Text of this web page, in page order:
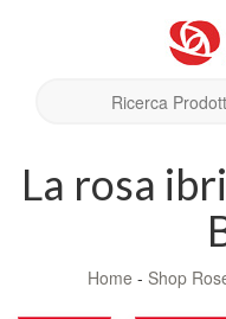
La rosa
Home - Shop